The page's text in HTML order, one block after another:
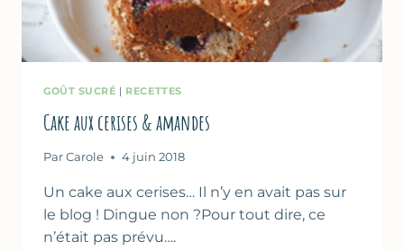
GOÛT SUCRÉ | RECETTES
Cake aux cerises & amandes
Par Carole 4 juin 2018
Un cake aux cerises… Il n’y en avait pas sur
le blog ! Dingue non ?Pour tout dire, ce
n’était pas prévu….